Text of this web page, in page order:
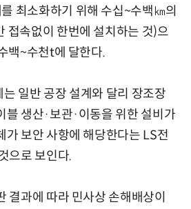
최소화하기 위해 수십~수백㎞의
접속없이 한번에 설치하는 것)으
백~수천t에 달한다.
일반 공장 설계와 달리 장조장
블 생산·보관·이동을 위한 설비가
가 보안 사항에 해당한다는 LS전
으로 보인다.
결과에 따라 민사상 손해배상이